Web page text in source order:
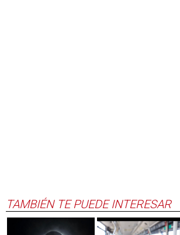
TAMBIÉN TE PUEDE INTERESAR